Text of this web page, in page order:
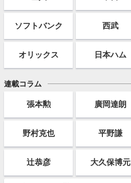
ソフトバンク 西武
オリックス 日本ハム
連載コラム
張本勲 廣岡達朗
野村克也 平野謙
辻恭彦 大久保博元